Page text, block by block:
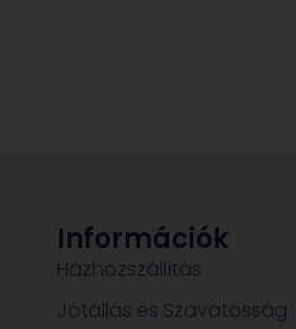
Információk
Házhozszállítás
Jótállás és Szavatosság